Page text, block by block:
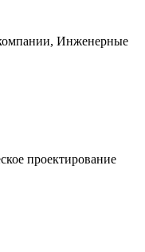
Инженерные
проектирование